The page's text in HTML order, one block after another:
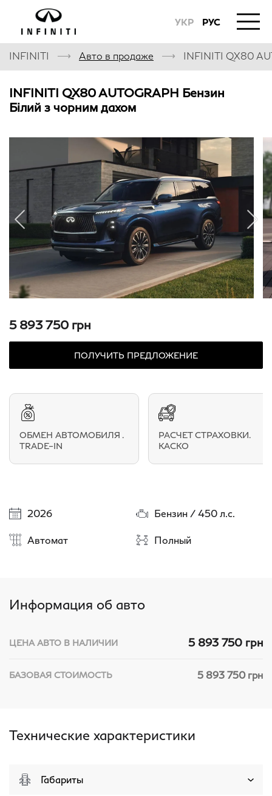
УКР РУС
INFINITI ⟶ Авто в продаже ⟶ INFINITI QX80
INFINITI QX80 AUTOGRAPH Бензин
Білий з чорним дахом
5 893 750 грн
ПОЛУЧИТЬ ПРЕДЛОЖЕНИЕ
ОБМЕН АВТОМОБИЛЯ .
TRADE–IN
РАСЧЕТ СТРАХОВКИ.
КАСКО
2026 Бензин / 450 л.с.
Автомат Полный
Информация об авто
ЦЕНА АВТО В НАЛИЧИИ 5 893 750 грн
БАЗОВАЯ СТОИМОСТЬ 5 893 750 грн
Технические характеристики
Габариты